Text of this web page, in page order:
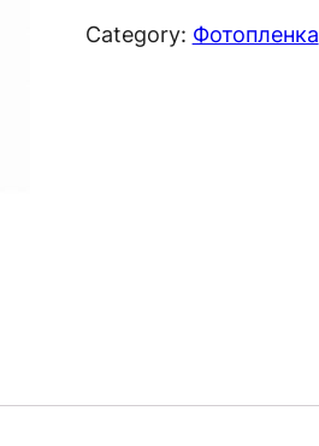
Category: Фотопленка